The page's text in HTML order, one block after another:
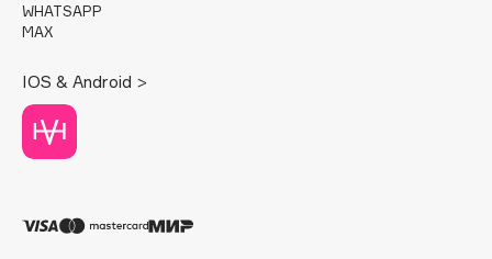
Darphin
Deonica
Dessange
Dior
Dolomit
WHATSAPP
MAX
IOS & Android >